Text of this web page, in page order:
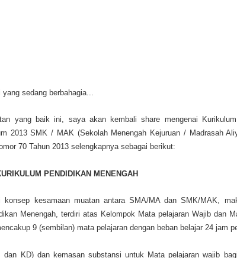
sedang berbahagia...
yang baik ini, saya akan kembali share mengenai
2013 SMK / MAK (Sekolah Menengah Kejuruan / Madrasah
70 Tahun 2013 selengkapnya sebagai berikut:
PENDIDIKAN MENENGAH
konsep kesamaan muatan antara SMA/MA dan SMK/MAK,
Menengah, terdiri atas Kelompok Mata pelajaran Wajib dan
9 (sembilan) mata pelajaran dengan beban belajar 24 jam
dan KD) dan kemasan substansi untuk Mata pelajaran wajib